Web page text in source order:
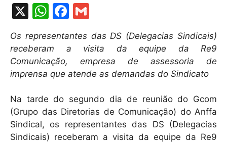
X
W
at
s
A
p
p
F
c
b
o
o
k
m
ai
l
Os representantes das DS (Delegacias Sindicais)
receberam a visita da equipe da Re9
Comunicação, empresa de assessoria de
imprensa que atende as demandas do Sindicato
Na tarde do segundo dia de reunião do Gcom
(Grupo das Diretorias de Comunicação) do Anffa
Sindical, os representantes das DS (Delegacias
Sindicais) receberam a visita da equipe da Re9